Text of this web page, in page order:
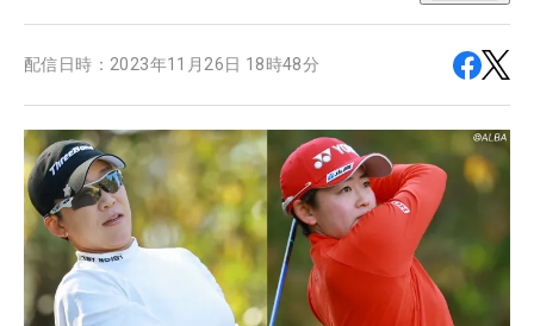
配信日時： 2023年11月26日 18時48分